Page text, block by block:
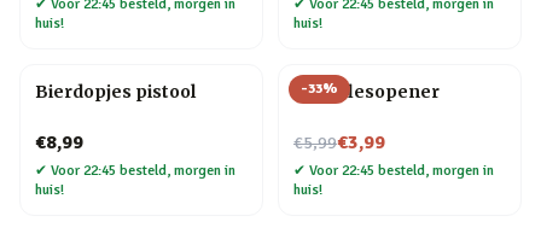
✔ Voor 22:45 besteld, morgen in
huis!
✔ Voor 22:45 besteld, morgen in
huis!
Bierdopjes pistool
€8,99
✔ Voor 22:45 besteld, morgen in
huis!
-33%
Fiets flesopener
€5,99
Nu voor€3,99
✔ Voor 22:45 besteld, morgen in
huis!